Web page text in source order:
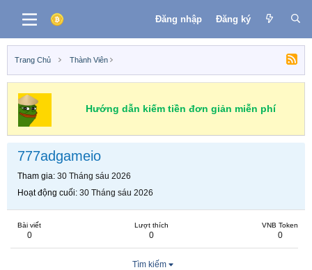
Đăng nhập Đăng ký
Trang Chủ Thành Viên
Hướng dẫn kiếm tiền đơn giản miễn phí
777adgameio
Tham gia 30 Tháng sáu 2026
Hoạt động cuối 30 Tháng sáu 2026
Bài viết
0
Lượt thích
0
VNB Token
0
Tìm kiếm